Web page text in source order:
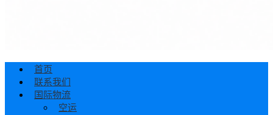
首页
联系我们
国际物流
空运